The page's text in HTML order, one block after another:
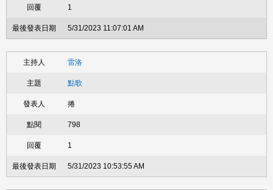
1
5/31/2023 11:07:01 AM
雷洛
點歌
捲
798
1
5/31/2023 10:53:55 AM